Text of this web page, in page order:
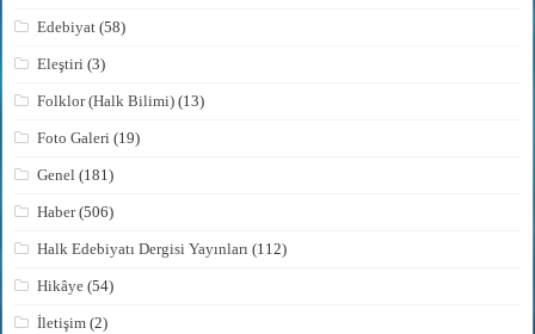
Edebiyat (58)
Eleştiri (3)
Folklor (Halk Bilimi) (13)
Foto Galeri (19)
Genel (181)
Haber(506)
Halk Edebiyatı Dergisi Yayınları (112)
Hikâye (54)
İletişim (2)